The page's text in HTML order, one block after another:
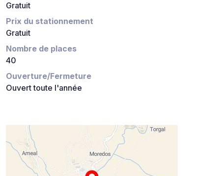
Gratuit
Prix du stationnement
Gratuit
Nombre de places
40
Ouverture/Fermeture
Ouvert toute l'année